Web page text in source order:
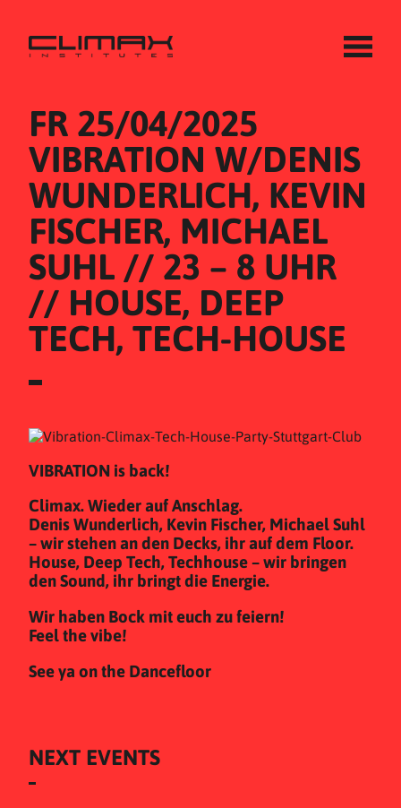
FR 25/04/2025
VIBRATION W/DENIS
WUNDERLICH, KEVIN
FISCHER, MICHAEL
SUHL // 23 – 8 UHR
// HOUSE, DEEP
TECH, TECH-HOUSE
VIBRATION is back!
Climax. Wieder auf Anschlag.
Denis Wunderlich, Kevin Fischer, Michael Suhl
– wir stehen an den Decks, ihr auf dem Floor.
House, Deep Tech, Techhouse – wir bringen
den Sound, ihr bringt die Energie.
Wir haben Bock mit euch zu feiern!
Feel the vibe!
See ya on the Dancefloor
NEXT EVENTS